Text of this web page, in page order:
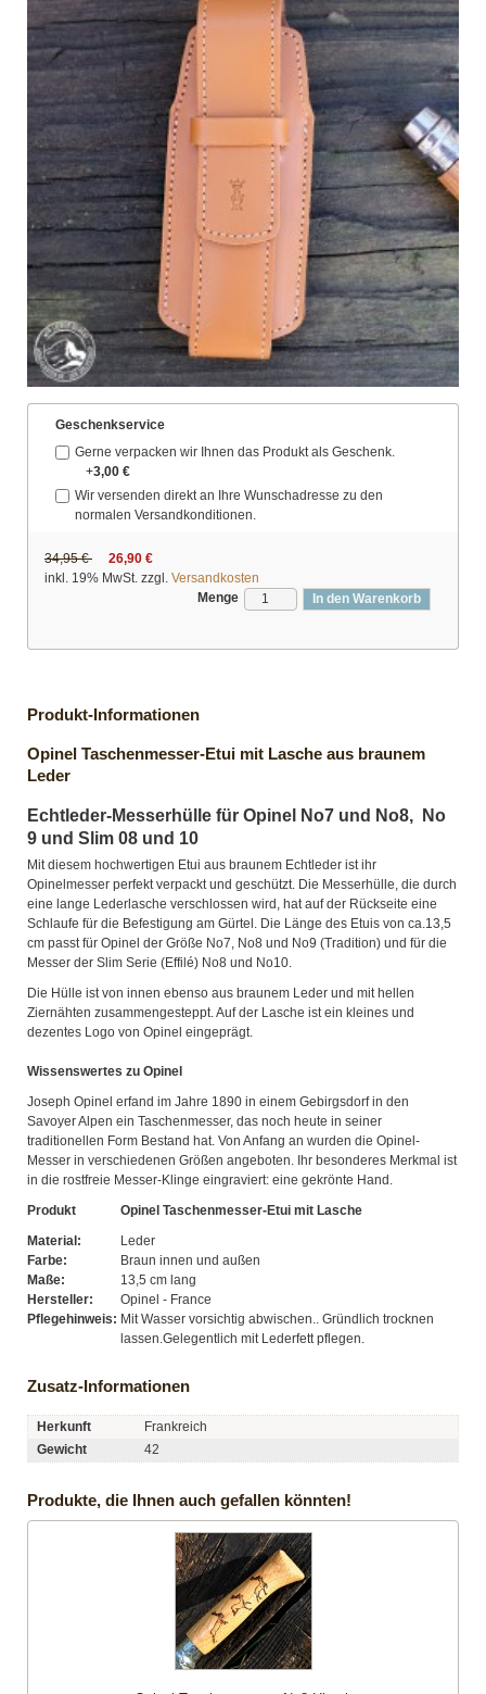
Geschenkservice
Gerne verpacken wir Ihnen das Produkt als Geschenk.
+3,00 €
Wir versenden direkt an Ihre Wunschadresse zu den
normalen Versandkonditionen.
34,95 €
26,90 €
inkl. 19% MwSt. zzgl. Versandkosten
Menge
In den Warenkorb
Produkt-Informationen
Opinel Taschenmesser-Etui mit Lasche aus braunem
Leder
Echtleder-Messerhülle für Opinel No7 und No8, No
9 und Slim 08 und 10
Mit diesem hochwertigen Etui aus braunem Echtleder ist ihr
Opinelmesser perfekt verpackt und geschützt. Die Messerhülle, die durch
eine lange Lederlasche verschlossen wird, hat auf der Rückseite eine
Schlaufe für die Befestigung am Gürtel. Die Länge des Etuis von ca.13,5
cm passt für Opinel der Größe No7, No8 und No9 (Tradition) und für die
Messer der Slim Serie (Effilé) No8 und No10.
Die Hülle ist von innen ebenso aus braunem Leder und mit hellen
Ziernähten zusammengesteppt. Auf der Lasche ist ein kleines und
dezentes Logo von Opinel eingeprägt.
Wissenswertes zu Opinel
Joseph Opinel erfand im Jahre 1890 in einem Gebirgsdorf in den
Savoyer Alpen ein Taschenmesser, das noch heute in seiner
traditionellen Form Bestand hat. Von Anfang an wurden die Opinel-
Messer in verschiedenen Größen angeboten. Ihr besonderes Merkmal ist
in die rostfreie Messer-Klinge eingraviert: eine gekrönte Hand.
Produkt
Opinel Taschenmesser-Etui mit Lasche
Material:
Leder
Farbe:
Braun innen und außen
Maße:
13,5 cm lang
Hersteller:
Opinel - France
Pflegehinweis: Mit Wasser vorsichtig abwischen.. Gründlich trocknen
lassen.Gelegentlich mit Lederfett pflegen.
Zusatz-Informationen
Herkunft
Frankreich
Gewicht
42
Produkte, die Ihnen auch gefallen könnten!